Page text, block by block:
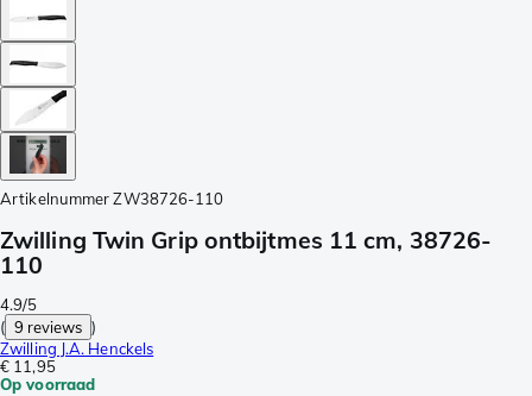
Artikelnummer ZW38726-110
Zwilling Twin Grip ontbijtmes 11 cm, 38726-
110
4.9/5
( 9 reviews )
Zwilling J.A. Henckels
€ 11,95
Op voorraad